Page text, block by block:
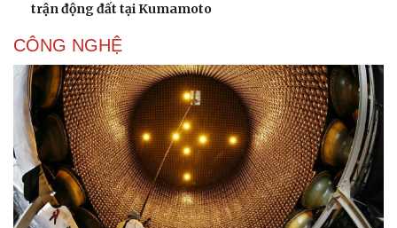
trận động đất tại Kumamoto
CÔNG NGHỆ